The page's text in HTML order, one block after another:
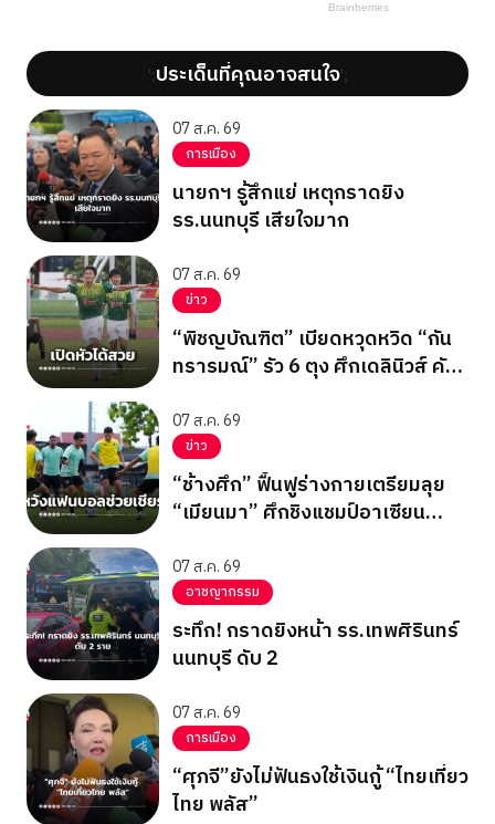
';ประเด็นที่คุณอาจสนใจ';
07 ส.ค. 69
การเมือง
นายกฯ รู้สึกแย่ เหตุกราดยิง
รร.นนทบุรี เสียใจมาก
07 ส.ค. 69
ข่าว
“พิชญบัณฑิต” เบียดหวุดหวิด “กัน
ทรารมณ์” รัว 6 ตุง ศึกเดลินิวส์ คัพ
07 ส.ค. 69
ข่าว
“ช้างศึก” ฟื้นฟูร่างกายเตรียมลุย
“เมียนมา” ศึกชิงแชมป์อาเซียน
สุดท้าย
07 ส.ค. 69
อาชญากรรม
ระทึก! กราดยิงหน้า รร.เทพศิรินทร์
นนทบุรี ดับ 2
07 ส.ค. 69
การเมือง
“ศุภจี”ยังไม่ฟันธงใช้เงินกู้ “ไทยเที่ยว
ไทย พลัส”